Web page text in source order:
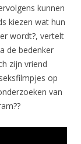
kunnen
kiezen wat hun
wordt?, vertelt
de bedenker
zijn vriend
op
van